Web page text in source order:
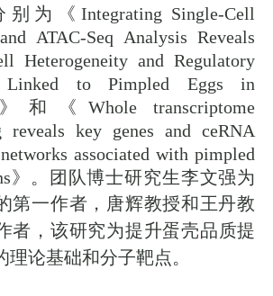
别为《 Integrating Single-Cell
ATAC-Seq Analysis Reveals
Heterogeneity and Regulatory
Linked to Pimpled Eggs in
和《Whole transcriptome
reveals key genes and ceRNA
associated with pimpled
》。团队博士研究生李文强为
第一作者，唐辉教授和王丹教
者 ， 该研究为提升蛋壳品质提
理论基础和分子靶点。